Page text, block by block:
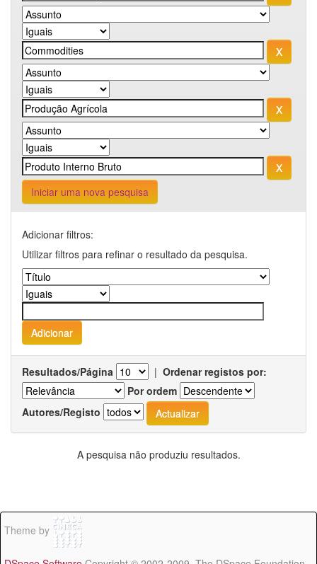
Iniciar uma nova pesquisa
Adicionar filtros:
Utilizar filtros para refinar o resultado da pesquisa.
Resultados/Página | Ordenar registos por:
Por ordem
Autores/Registo
A pesquisa não produziu resultados.
Theme by